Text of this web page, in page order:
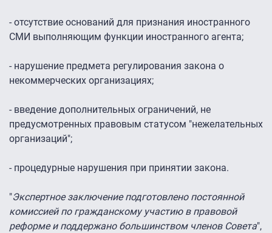
- отсутствие оснований для признания иностранного
СМИ выполняющим функции иностранного агента;
- нарушение предмета регулирования закона о
некоммерческих организациях;
- введение дополнительных ограничений, не
предусмотренных правовым статусом "нежелательных
организаций";
- процедурные нарушения при принятии закона.
"Экспертное заключение подготовлено постоянной
комиссией по гражданскому участию в правовой
реформе и поддержано большинством членов Совета",